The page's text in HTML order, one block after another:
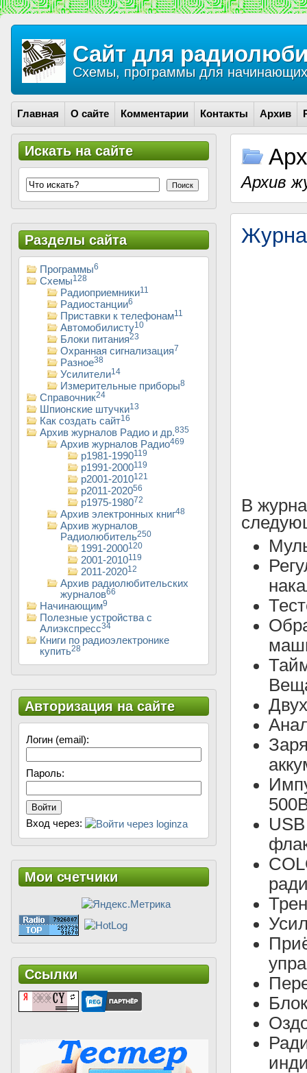
Сайт для
Схемы, программы для
Главная О сайте Комментарии Контакты Архив
Архив
В
Искать на сайте
Поиск
Разделы сайта
Программы6
Схемы128
Радиоприемники11
Радиостанции6
Приставки к телефонам11
Автомобилисту10
Блоки питания23
Охранная сигнализация7
Разное38
Усилители14
Измерительные приборы8
Справочник24
Шпионские штучки13
Как создать сайт16
Архив журналов Радио и др.835
Архив журналов Радио469
р1981-1990119
р1991-2000119
р2001-2010121
р2011-202056
р1975-198072
Архив электронных книг48
Архив журналов
Радиолюбитель250
1991-2000120
2001-2010119
2011-202012
Архив радиолюбительских
журналов66
Начинающим9
Полезные устройства с
Алиэкспресс34
Книги по радиоэлектронике
купить28
Авторизация на сайте
Логин (email):
Пароль:
Войти
Вход через:
Мои счетчики
Ссылки